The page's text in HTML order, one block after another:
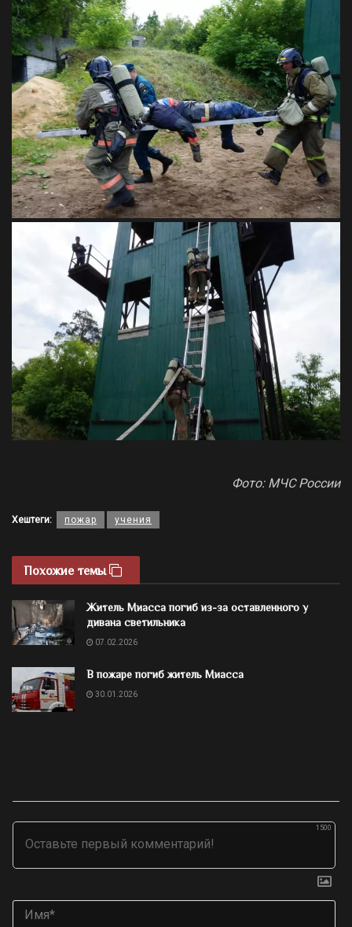
Фото: МЧС России
Хештеги: пожар учения
Похожие темы
Житель Миасса погиб из-за оставленного у
дивана светильника
07.02.2026
В пожаре погиб житель Миасса
30.01.2026
1500